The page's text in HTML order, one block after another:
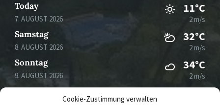
Cookie-Zustimmung verwalten
Today
7. AUGUST 2026
11°C
2 m/s
Samstag
8. AUGUST 2026
32°C
2 m/s
Sonntag
9. AUGUST 2026
34°C
2 m/s
Montag